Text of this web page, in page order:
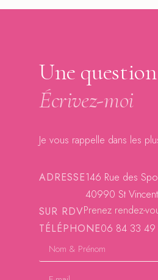
Une
Écrivez-moi
Je vous rappelle dans les
ADRESSE146 Rue des
40990 St
SUR RDVPrenez rendez-
TÉLÉPHONE06 84 33 49